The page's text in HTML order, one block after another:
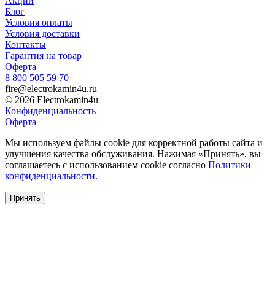
Блог
Условия оплаты
Условия доставки
Контакты
Гарантия на товар
Оферта
8 800 505 59 70
fire@electrokamin4u.ru
© 2026 Electrokamin4u
Конфиденциальность
Оферта
Мы используем файлы cookie для корректной работы сайта и
улучшения качества обслуживания. Нажимая «Принять», вы
соглашаетесь с использованием cookie согласно Политики
конфиденциальности.
Принять